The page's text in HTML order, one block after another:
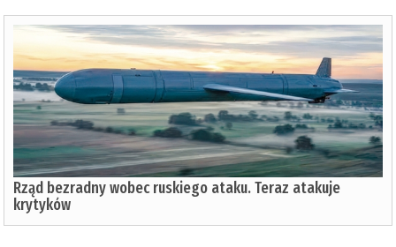
Rząd bezradny wobec ruskiego ataku. Teraz atakuje
krytyków